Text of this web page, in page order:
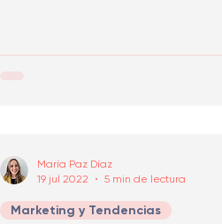
Marketing y Tendencias
María Paz Díaz
19 jul 2022
5 min de lectura